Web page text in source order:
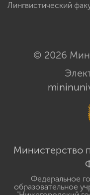
Лингвистический
© 2026
Министерство
Федеральное
образовательное